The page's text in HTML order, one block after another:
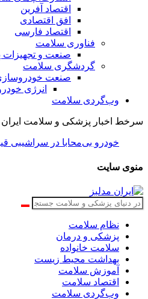
اقتصاد آفرین
افق اقتصادی
اقتصاد فارسی
فناوری سلامت
صنعت و
گردشگری سلامت
صنعت
انرژی
وب‌گردی سلامت
سرخط اخبار پزشکی و سلامت ایران
خودرو بی‌محابا در سراشیبی
منوی سایت
نظام سلامت
پزشکی و درمان
سلامت خانواده
بهداشت محیط زیست
آموزش سلامت
اقتصاد سلامت
وب‌گردی سلامت